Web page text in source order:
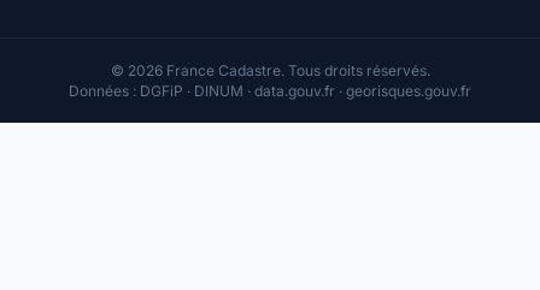
© 2026 France Cadastre. Tous droits réservés.
Données : DGFiP · DINUM · data.gouv.fr · georisques.gouv.fr